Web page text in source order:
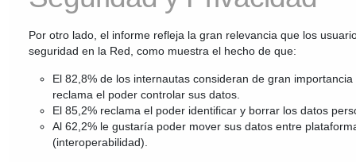
Por otro lado, el informe refleja la gran relevancia que los
seguridad en la Red, como muestra el hecho de que:
El 82,8% de los internautas consideran de gran
reclama el poder controlar sus datos.
El 85,2% reclama el poder identificar y borrar los datos
Al 62,2% le gustaría poder mover sus datos entre
(interoperabilidad).